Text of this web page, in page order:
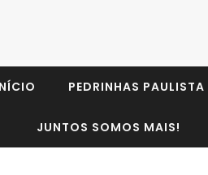
PEDRINHAS PAULISTA
JUNTOS SOMOS MAIS!